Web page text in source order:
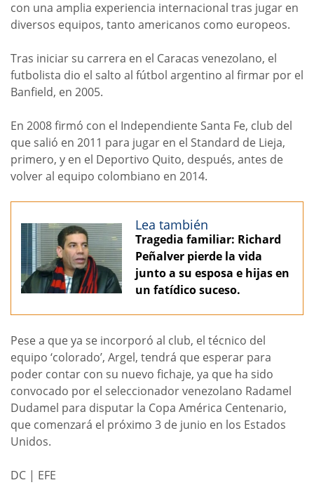
con una amplia experiencia internacional tras jugar en
diversos equipos, tanto americanos como europeos.
Tras iniciar su carrera en el Caracas venezolano, el
futbolista dio el salto al fútbol argentino al firmar por el
Banfield, en 2005.
En 2008 firmó con el Independiente Santa Fe, club del
que salió en 2011 para jugar en el Standard de Lieja,
primero, y en el Deportivo Quito, después, antes de
volver al equipo colombiano en 2014.
Lea también
Tragedia familiar: Richard
Peñalver pierde la vida
junto a su esposa e hijas en
un fatídico suceso.
Pese a que ya se incorporó al club, el técnico del
equipo ‘colorado’, Argel, tendrá que esperar para
poder contar con su nuevo fichaje, ya que ha sido
convocado por el seleccionador venezolano Radamel
Dudamel para disputar la Copa América Centenario,
que comenzará el próximo 3 de junio en los Estados
Unidos.
DC | EFE